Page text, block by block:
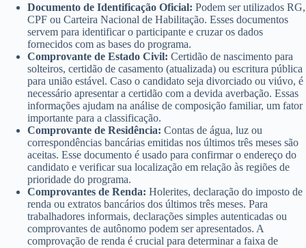
Documento de Identificação Oficial: Podem ser utilizados RG,
CPF ou Carteira Nacional de Habilitação. Esses documentos
servem para identificar o participante e cruzar os dados
fornecidos com as bases do programa.
Comprovante de Estado Civil: Certidão de nascimento para
solteiros, certidão de casamento (atualizada) ou escritura pública
para união estável. Caso o candidato seja divorciado ou viúvo, é
necessário apresentar a certidão com a devida averbação. Essas
informações ajudam na análise de composição familiar, um fator
importante para a classificação.
Comprovante de Residência: Contas de água, luz ou
correspondências bancárias emitidas nos últimos três meses são
aceitas. Esse documento é usado para confirmar o endereço do
candidato e verificar sua localização em relação às regiões de
prioridade do programa.
Comprovantes de Renda: Holerites, declaração do imposto de
renda ou extratos bancários dos últimos três meses. Para
trabalhadores informais, declarações simples autenticadas ou
comprovantes de autônomo podem ser apresentados. A
comprovação de renda é crucial para determinar a faixa de